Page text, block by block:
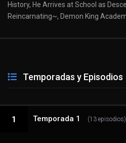
History, He Arrives at School as
Reincarnating~, Demon King
Temporadas y Episodios
1 Temporada 1 (13 episodios)